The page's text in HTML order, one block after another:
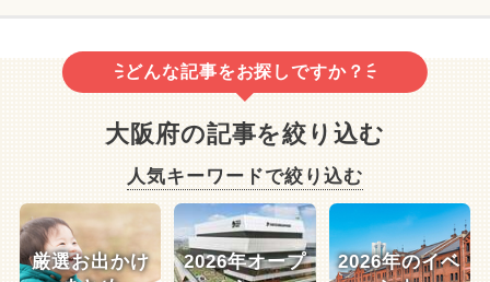
どんな記事をお探しですか？
大阪府の記事を絞り込む
人気キーワードで絞り込む
厳選お出かけ
2026年オープ
2026年のイベ